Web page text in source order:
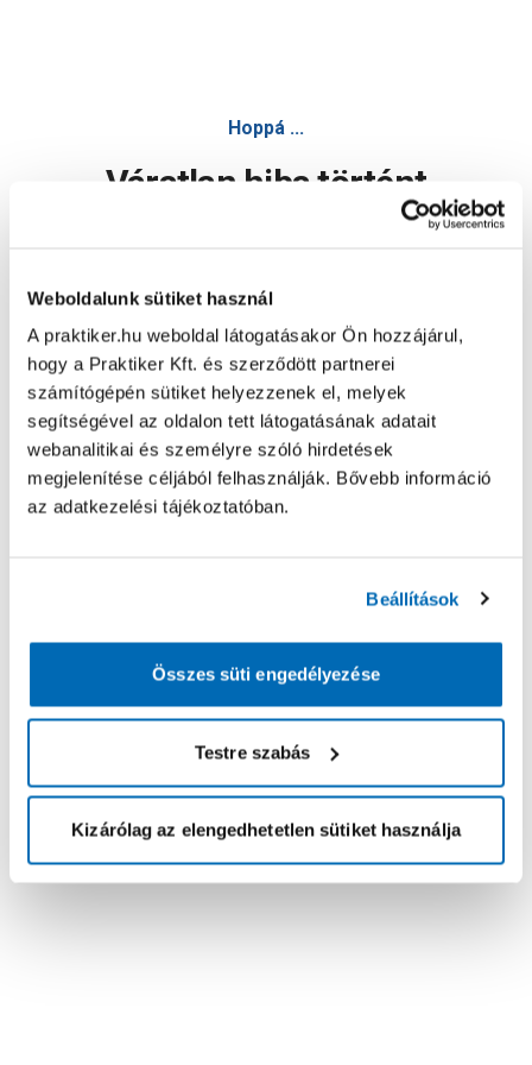
Weboldalunk sütiket használ
A praktiker.hu weboldal látogatásakor Ön hozzájárul,
hogy a Praktiker Kft. és szerződött partnerei
számítógépén sütiket helyezzenek el, melyek
segítségével az oldalon tett látogatásának adatait
webanalitikai és személyre szóló hirdetések
megjelenítése céljából felhasználják. Bővebb információ
az adatkezelési tájékoztatóban.
Beállítások
Összes süti engedélyezése
Testre szabás
Kizárólag az elengedhetetlen sütiket használja
Hoppá ...
Váratlan hiba történt
Oldal újratöltése